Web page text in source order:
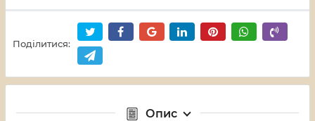
Поділитися:
Опис